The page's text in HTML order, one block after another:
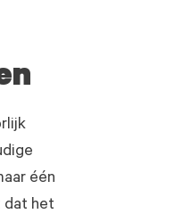
één
dat het